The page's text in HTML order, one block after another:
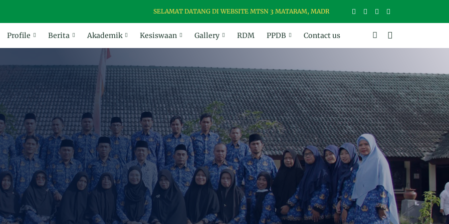
SELAMAT DATANG DI WEBSITE MTSN 3 MATARAM, MADRASAH USWAH (UNGGUL, SANTUN, BER-
Profile Berita Akademik Kesiswaan Gallery RDM PPDB Contact us